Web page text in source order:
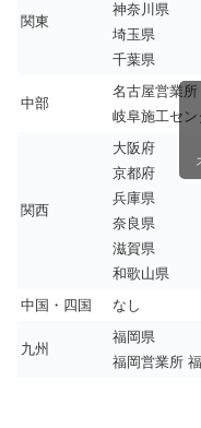
関東
神奈川県
埼玉県
千葉県
中部
名古屋営業
岐阜施工セ
関西
大阪府
京都府
兵庫県
奈良県
滋賀県
和歌山県
中国・四国
なし
九州
福岡県
福岡営業所